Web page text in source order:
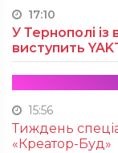
17:10
У Тернополі
виступить
15:56
Тиждень
«Креатор-Буд»